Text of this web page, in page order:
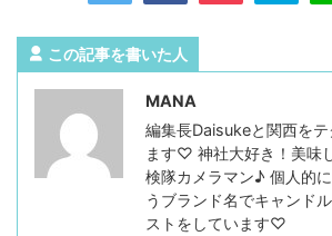
この記事を書いた人
MANA
編集長Daisukeと関西を
ます♡ 神社大好き！美味
検隊カメラマン♪ 個人的
うブランド名でキャンド
ストをしています♡